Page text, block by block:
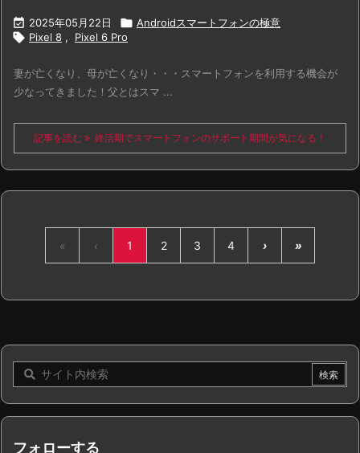
 2025年05月22日  Androidスマートフォンの極意
 Pixel 8 , Pixel 6 Pro
妻が亡くなり、母が亡くなり・・・スマートフォンを利用する機会が
少なってきました！父とはスマ ...
記事を読む 終活期でスマートフォンのサポート期間が気になる！
« ‹ 1 2 3 4 › »
フォローする